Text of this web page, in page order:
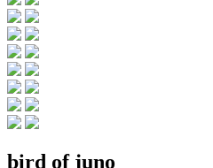
bird of juno